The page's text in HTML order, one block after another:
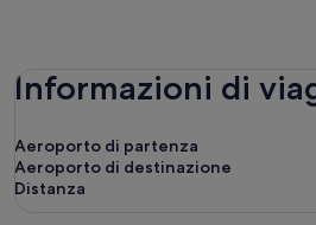
Informazioni di
Aeroporto di partenza
Aeroporto di destinazione
Distanza